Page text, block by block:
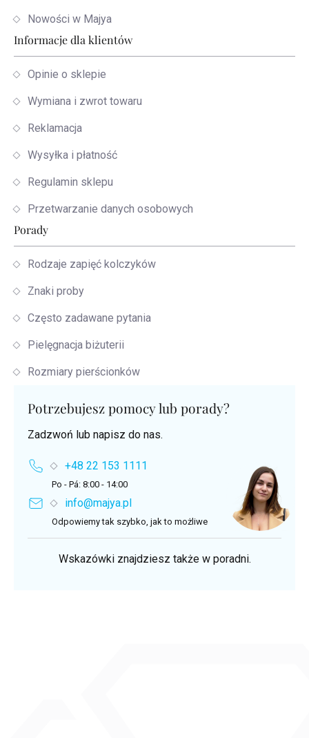
Nowości w Majya
Informacje dla klientów
Opinie o sklepie
Wymiana i zwrot towaru
Reklamacja
Wysyłka i płatność
Regulamin sklepu
Przetwarzanie danych osobowych
Porady
Rodzaje zapięć kolczyków
Znaki proby
Często zadawane pytania
Pielęgnacja biżuterii
Rozmiary pierścionków
Potrzebujesz pomocy lub porady?
Zadzwoń lub napisz do nas.
+48 22 153 1111
Po - Pá: 8:00 - 14:00
info@majya.pl
Odpowiemy tak szybko, jak to możliwe
Wskazówki znajdziesz także w poradni.